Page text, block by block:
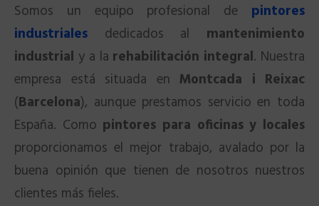
Somos un equipo profesional de pintores
industriales dedicados al mantenimiento
industrial y a la rehabilitación integral. Nuestra
empresa está situada en Montcada i Reixac
(Barcelona), aunque prestamos servicio en toda
España. Como pintores para oficinas y locales
proporcionamos el mejor trabajo, avalado por la
buena opinión que tienen de nosotros nuestros
clientes más fieles.